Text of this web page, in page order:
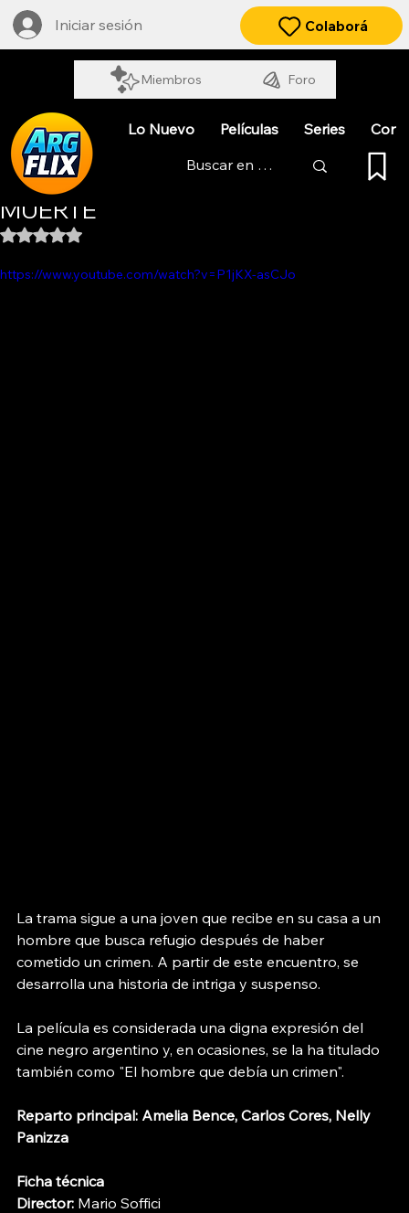
Iniciar sesión
Miembros Foro
Colaborá
Lo Nuevo Películas Series
EL HOMBRE QUE DEBÍA UNA
MUERTE
Obtuvo NaN de 5 estrellas.
https://www.youtube.com/watch?v=P1jKX-asCJo
La trama sigue a una joven que recibe en su casa a un
hombre que busca refugio después de haber
cometido un crimen. A partir de este encuentro, se
desarrolla una historia de intriga y suspenso.
La película es considerada una digna expresión del
cine negro argentino y, en ocasiones, se la ha titulado
también como "El hombre que debía un crimen".
Reparto principal: Amelia Bence, Carlos Cores, Nelly
Panizza
Ficha técnica
Director: Mario Soffici